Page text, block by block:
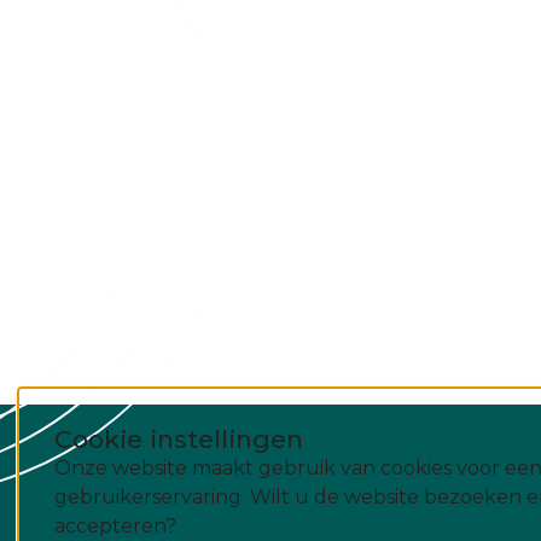
Cookie instellingen
Onze website maakt gebruik van cookies voor
gebruikerservaring. Wilt u de website bezoeken
accepteren?